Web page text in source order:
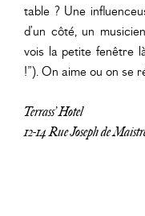
table ? Une
d’un côté, un
vois la petite fenêtre
!”). On aime ou on se
Terrass’ Hotel
12-14 Rue Joseph de